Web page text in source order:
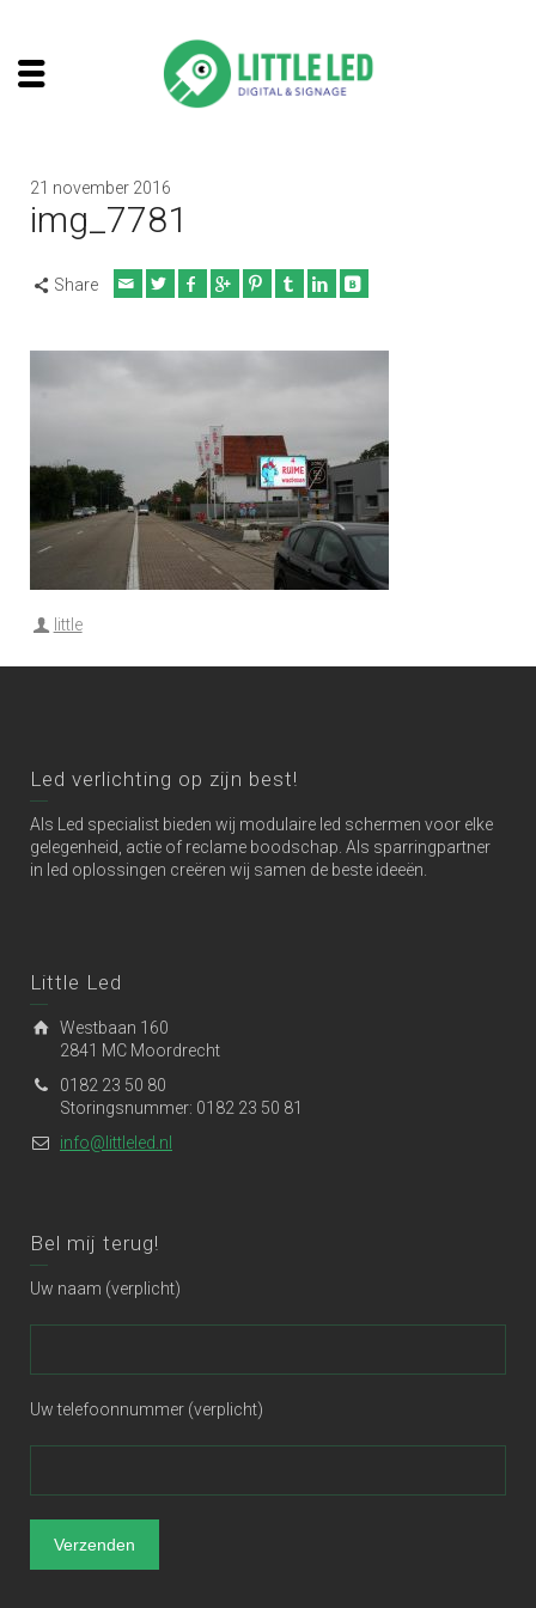
21 november 2016
img_7781
Share
little
Led verlichting op zijn best!
Als Led specialist bieden wij modulaire led schermen voor elke
gelegenheid, actie of reclame boodschap. Als sparringpartner
in led oplossingen creëren wij samen de beste ideeën.
Little Led
Westbaan 160
2841 MC Moordrecht
0182 23 50 80
Storingsnummer: 0182 23 50 81
info@littleled.nl
Bel mij terug!
Uw naam (verplicht)
Uw telefoonnummer (verplicht)